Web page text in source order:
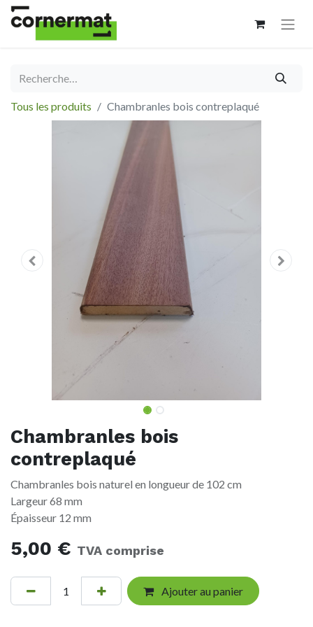
Tous les produits Chambranles bois contreplaqué
Chambranles bois
contreplaqué
Chambranles bois naturel en longueur de 102 cm
Largeur 68 mm
Épaisseur 12 mm
5,00 € TVA comprise
Ajouter au panier